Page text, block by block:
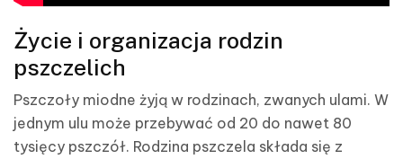
Życie i organizacja rodzin
pszczelich
Pszczoły miodne żyją w rodzinach, zwanych ulami. W
jednym ulu może przebywać od 20 do nawet 80
tysięcy pszczół. Rodzina pszczela składa się z